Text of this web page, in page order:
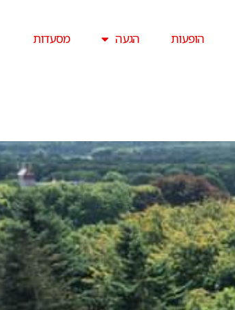
הופעות הגעה מסעדות